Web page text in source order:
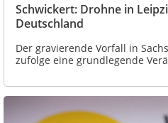
Schwickert: Drohne in
Deutschland
Der gravierende Vorfall in
zufolge eine grundlegende